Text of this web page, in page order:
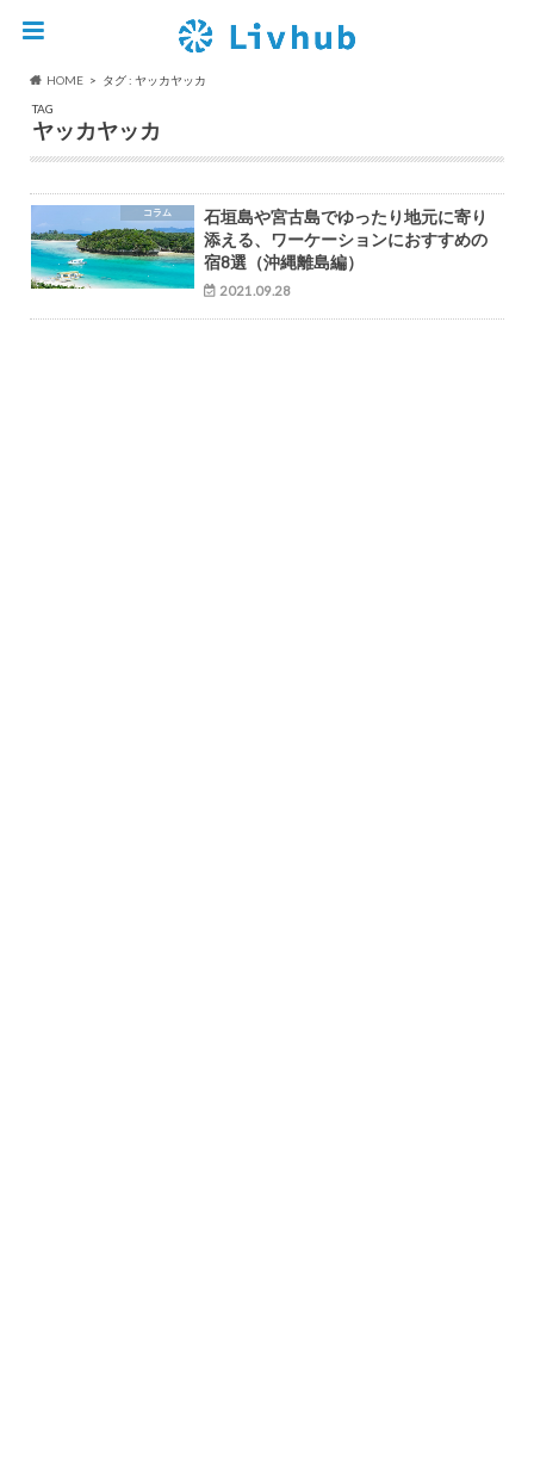
HOME
タグ : ヤッカヤッカ
TAG
ヤッカヤッカ
コラム
石垣島や宮古島でゆったり地元に寄り
添える、ワーケーションにおすすめの
宿8選（沖縄離島編）
2021.09.28